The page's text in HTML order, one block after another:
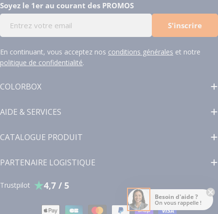
Soyez le 1er au courant des PROMOS
mail
S'inscrire
En continuant, vous acceptez nos conditions générales et notre
politique de confidentialité.
COLORBOX
AIDE & SERVICES
CATALOGUE PRODUIT
PARTENAIRE LOGISTIQUE
Trustpilot 4,7 / 5
Modes
Besoin d'aide ?
On vous rappelle !